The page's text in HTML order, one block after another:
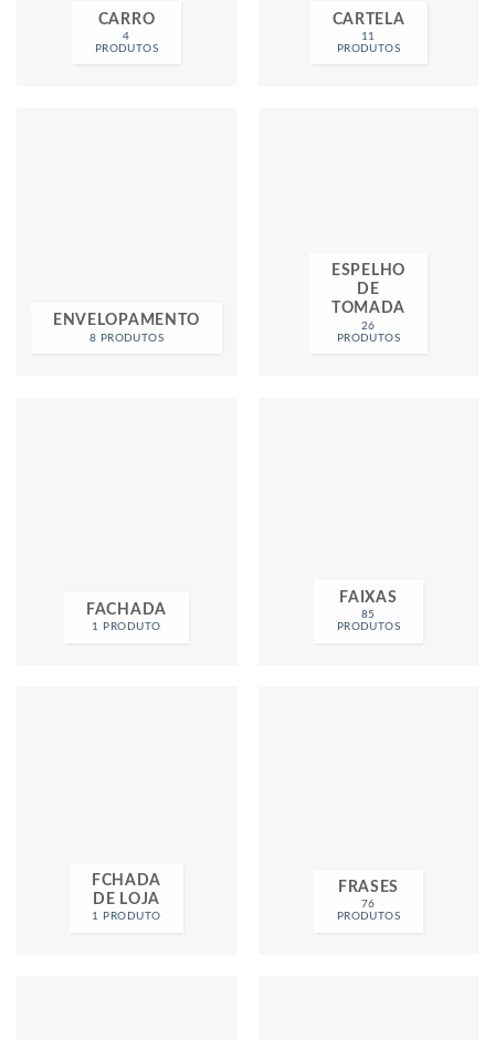
CARRO
4
PRODUTOS
CARTELA
11
PRODUTOS
ENVELOPAMENTO
8 PRODUTOS
ESPELHO
DE
TOMADA
26
PRODUTOS
FACHADA
1 PRODUTO
FAIXAS
85
PRODUTOS
FCHADA
DE LOJA
1 PRODUTO
FRASES
76
PRODUTOS